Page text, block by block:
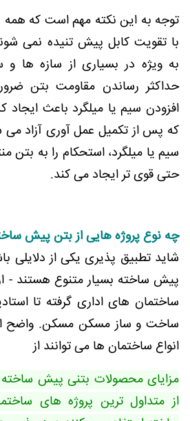
توجه به این نکته مهم است که
با تقویت کابل پیش تنیده نمی
به ویژه در بسیاری از سازه ها
حداکثر رساندن مقاومت بتن
افزودن سیم یا میلگرد باعث
که پس از تکمیل عمل آوری آزاد
سیم یا میلگرد، استحکام را به بتن
حتی قوی تر ایجاد می کند.
چه نوع پروژه هایی از بتن پیش
شاید تطبیق پذیری یکی از دلایلی
پیش ساخته بسیار متنوع هستند -
ساختمان های اداری گرفته تا
ساخت و ساز مسکن مسکن. واضح
انواع ساختمان ها می توانند از
مزایای محصولات بتنی پیش
از متداول ترین پروژه های